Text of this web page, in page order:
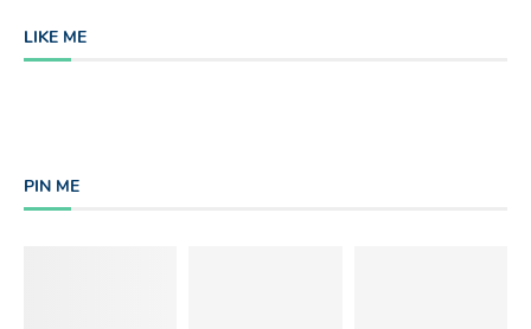
LIKE ME
PIN ME